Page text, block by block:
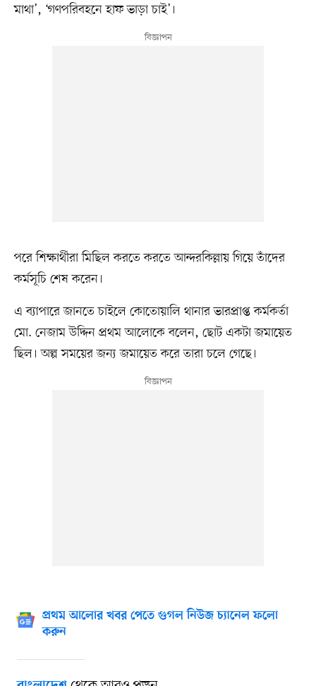
মাথা’, ‘গণপরিবহনে হাফ ভাড়া চাই’।
পরে শিক্ষার্থীরা মিছিল করতে করতে আন্দরকিল্লায় গিয়ে তাঁদের
কর্মসূচি শেষ করেন।
এ ব্যাপারে জানতে চাইলে কোতোয়ালি থানার ভারপ্রাপ্ত কর্মকর্তা
মো. নেজাম উদ্দিন প্রথম আলোকে বলেন, ছোট একটা জমায়েত
ছিল। অল্প সময়ের জন্য জমায়েত করে তারা চলে গেছে।
প্রথম আলোর খবর পেতে গুগল নিউজ চ্যানেল ফলো
করুন